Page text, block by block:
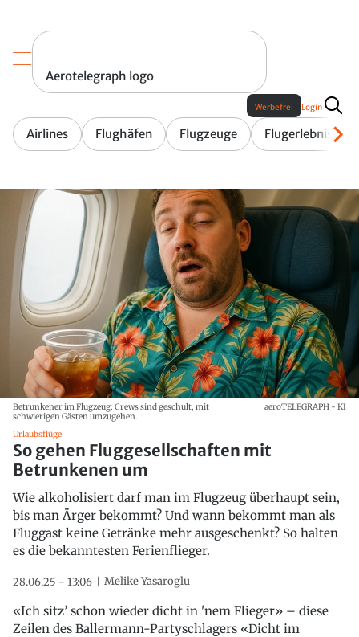
Aerotelegraph logo
Airlines Flughäfen Flugzeuge Flugerlebnis
Werbefrei Login
Betrunkener im Flugzeug: Crews sind geschult, mit
schwierigen Gästen umzugehen.
aeroTELEGRAPH - KI
Urlaubsflüge
So gehen Fluggesellschaften mit
Betrunkenen um
Wie alkoholisiert darf man im Flugzeug überhaupt sein,
bis man Ärger bekommt? Und wann bekommt man als
Fluggast keine Getränke mehr ausgeschenkt? So halten
es die bekanntesten Ferienflieger.
28.06.25 - 13:06 Melike Yasaroglu
«Ich sitz’ schon wieder dicht in 'nem Flieger» – diese
Zeilen des Ballermann-Partyschlagers «Dicht im